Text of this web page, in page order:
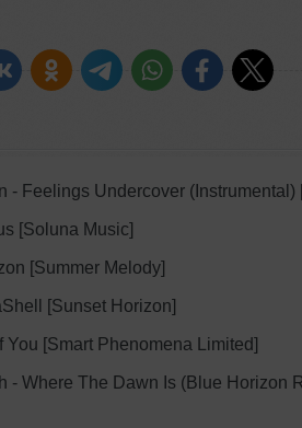
- Feelings Undercover (Instrumental)
[Soluna Music]
[Summer Melody]
[Sunset Horizon]
You [Smart Phenomena Limited]
- Where The Dawn Is (Blue Horizon